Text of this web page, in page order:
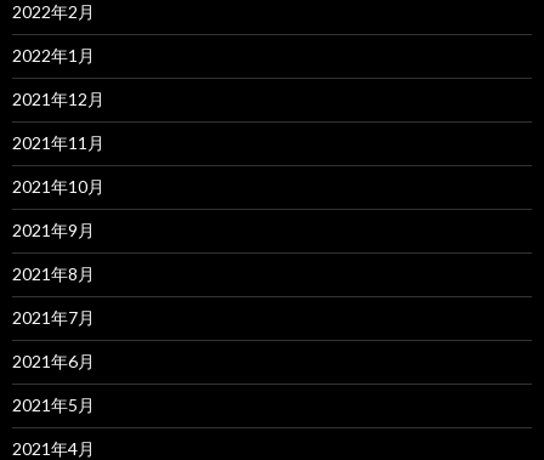
2022年2月
2022年1月
2021年12月
2021年11月
2021年10月
2021年9月
2021年8月
2021年7月
2021年6月
2021年5月
2021年4月